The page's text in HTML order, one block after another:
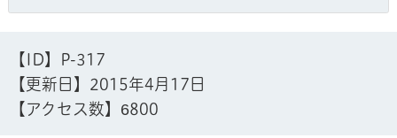
【ID】
P-317
【更新日】 2015年4月17日
【アクセス数】 6800